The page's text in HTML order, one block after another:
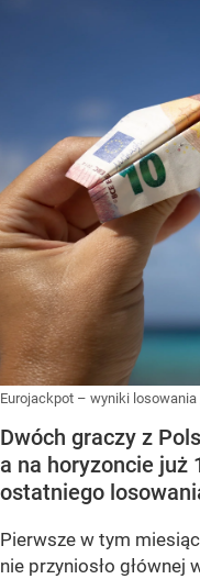
Eurojackpot – wyniki losowania
Dwóch graczy z
a na horyzoncie już
ostatniego
Pierwsze w tym
nie przyniosło głównej